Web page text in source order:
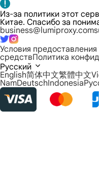
Из-за политики этот
Китае. Спасибо за
business@lumiproxy.com
Условия предоставления
средствПолитика
Русский
English简体中文繁體中文
NamDeutschIndonesia